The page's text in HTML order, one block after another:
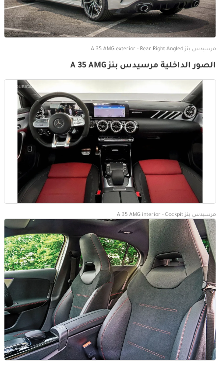
مرسيدس بنز A 35 AMG exterior - Rear Right Angled
الصور الداخلية مرسيدس بنز A 35 AMG
مرسيدس بنز A 35 AMG interior - Cockpit